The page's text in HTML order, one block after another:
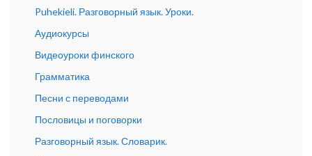
Puhekieli. Разговорный язык. Уроки.
Аудиокурсы
Видеоуроки финского
Грамматика
Песни с переводами
Пословицы и поговорки
Разговорный язык. Словарик.